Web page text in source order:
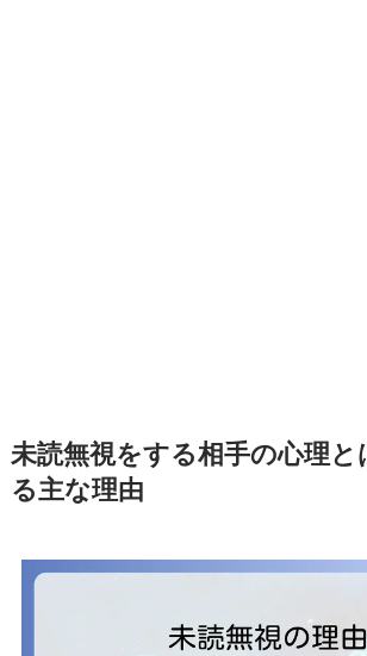
未読無視をする相手の心理
る主な理由